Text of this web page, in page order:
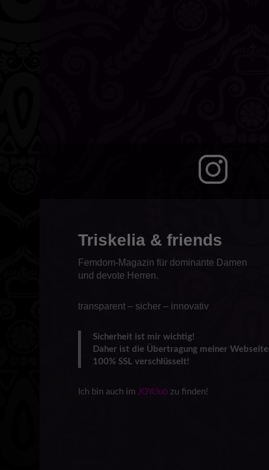
Triskelia & friends
Femdom-Magazin für dominante Damen
und devote Herren.
transparent – sicher – innovativ
Sicherheit ist mir wichtig!
Daher ist die Übertragung meiner Webseite
100% SSL verschlüsselt!
Ich bin auch im JOYclub zu finden!